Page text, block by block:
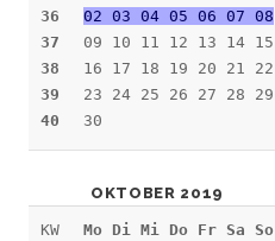
36
37
38
39
40
02 03 04 05 06 07 08
09 10 11 12 13 14 15
16 17 18 19 20 21 22
23 24 25 26 27 28 29
30
OKTOBER 2019
KW
Mo Di Mi Do Fr Sa So